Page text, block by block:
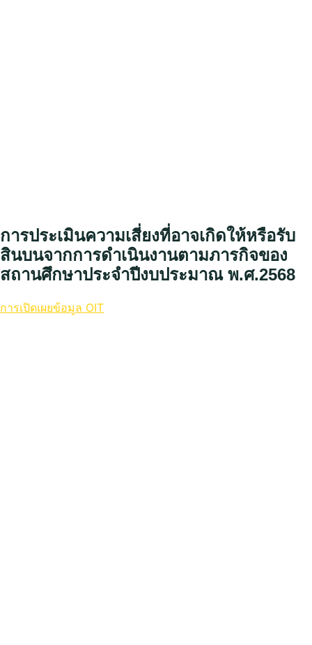
การประเมินความเสี่ยงที่อาจเกิดให้หรือรับ
สินบนจากการดำเนินงานตามภารกิจของ
สถานศึกษาประจำปีงบประมาณ พ.ศ.2568
การเปิดเผยข้อมูล OIT